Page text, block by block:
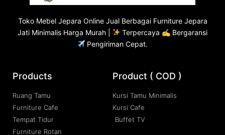
Toko Mebel Jepara Online Jual Berbagai Furniture Jepara
Jati Minimalis Harga Murah |
Terpercaya ✍ Bergaransi
Pengiriman Cepat.
Products
Ruang Tamu
Furniture Cafe
Tempat Tidur
Furniture Rotan
Product ( COD )
Kursi Tamu Minimalis
Kursi Cafe
Buffet TV